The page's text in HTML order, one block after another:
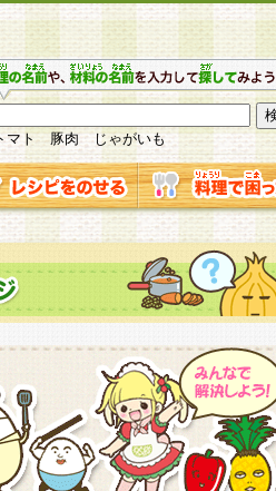
マト 豚肉 じゃがいも